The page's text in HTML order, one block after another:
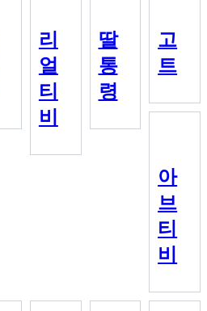
리
얼
티
비
딸
통
령
고
트
아
브
티
비